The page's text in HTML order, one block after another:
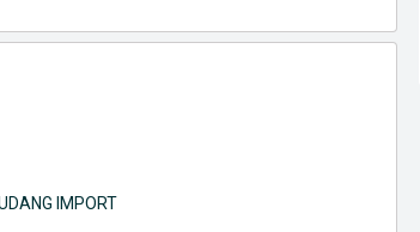
IMPORT